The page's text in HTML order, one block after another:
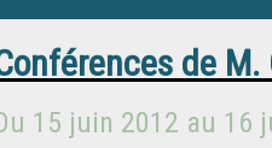
de M.
15 juin 2012 au 16